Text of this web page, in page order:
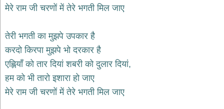
bhajans
भजन
hanuman
bhajans
साईं
भजन
bhajans
मेरे राम जी चरणों में तेरे भगती मिल जाए
तेरी भगती का मुझपे उपकार है
करदो किरपा मुझपे भो दरकार है
एह्लियाँ को तार दियां शबरी को दुलार दियां,
हम को भी तारो इशारा हो जाए
मेरे राम जी चरणों में तेरे भगती मिल जाए